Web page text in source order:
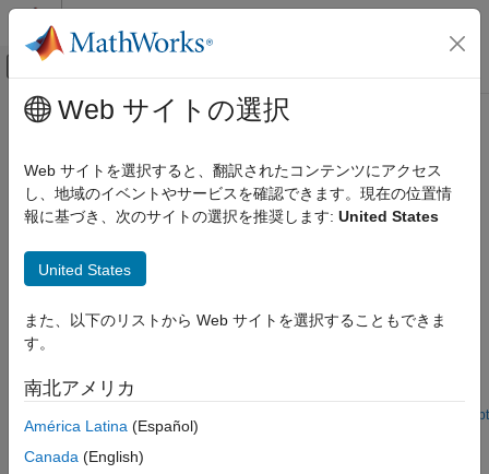
コンテンツへスキップ
オフキャンバス ナビゲーション メ
ドキュメンテーションのホーム
Fuzzy Logic Toolbox
Applications
カテゴリ
Medical Devices and Decision Making
Explainable AI
Autonomous Systems and Robotics
Nonlinear Modeling
メインコンテンツ
Explainable AI
Implement fuzzy support systems for explainable AI
Explore examples of fuzzy support systems that explain black
Featured Examples
Explain Black-Box Model Using Fuzzy Support System
Explain the behavior of a trained deep neural network by tuning
a fuzzy inference system when the original training data is
available.
Open Live Script
Explainable Fuzzy Support System for Black-Box Model
of Robot Obstacle Avoidance
Web サイトの選択
Web サイトを選択すると、翻訳されたコンテンツにアクセス
し、地域のイベントやサービスを確認できます。現在の位置情
報に基づき、次のサイトの選択を推奨します: United States
United States
また、以下のリストから Web サイトを選択することもできま
す。
南北アメリカ
América Latina (Español)
Canada (English)